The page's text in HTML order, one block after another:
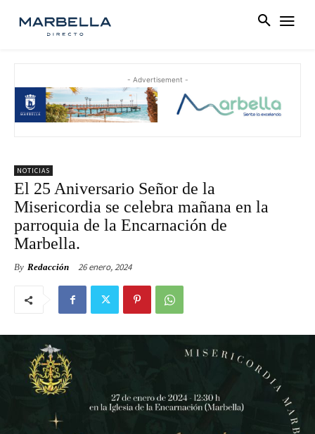
- Advertisement -
NOTICIAS
El 25 Aniversario Señor de la
Misericordia se celebra mañana en la
parroquia de la Encarnación de
Marbella.
By Redacción 26 enero, 2024